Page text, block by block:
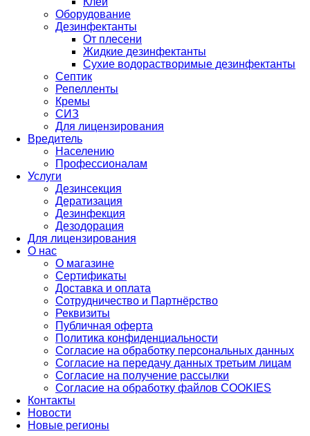
Оборудование
Дезинфектанты
От плесени
Жидкие дезинфектанты
Сухие водорастворимые дезинфектанты
Септик
Репелленты
Кремы
СИЗ
Для лицензирования
Вредитель
Населению
Профессионалам
Услуги
Дезинсекция
Дератизация
Дезинфекция
Дезодорация
Для лицензирования
О нас
О магазине
Сертификаты
Доставка и оплата
Сотрудничество и Партнёрство
Реквизиты
Публичная оферта
Политика конфиденциальности
Согласие на обработку персональных данных
Согласие на передачу данных третьим лицам
Согласие на получение рассылки
Согласие на обработку файлов COOKIES
Контакты
Новости
Новые регионы